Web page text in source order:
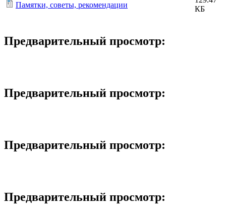
Памятки, советы, рекомендации
КБ
Предварительный просмотр:
Предварительный просмотр:
Предварительный просмотр:
Предварительный просмотр: